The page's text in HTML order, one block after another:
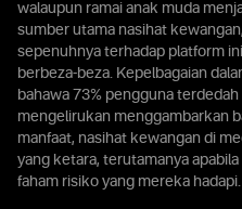
walaupun ramai anak muda
sumber utama nasihat
sepenuhnya terhadap platform
berbeza-beza. Kepelbagaian
bahawa 73% pengguna
mengelirukan menggambarkan
manfaat, nasihat kewangan di
yang ketara, terutamanya
faham risiko yang mereka hadapi.